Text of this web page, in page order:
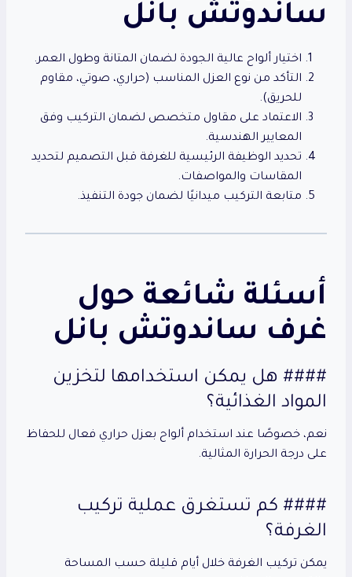
ساندوتش بانل
اختيار ألواح عالية الجودة لضمان المتانة وطول العمر.
التأكد من نوع العزل المناسب (حراري، صوتي، مقاوم
للحريق).
الاعتماد على مقاول متخصص لضمان التركيب وفق
المعايير الهندسية.
تحديد الوظيفة الرئيسية للغرفة قبل التصميم لتحديد
المقاسات والمواصفات.
متابعة التركيب ميدانيًا لضمان جودة التنفيذ.
أسئلة شائعة حول
غرف ساندوتش بانل
#### هل يمكن استخدامها لتخزين
المواد الغذائية؟
نعم، خصوصًا عند استخدام ألواح بعزل حراري فعال للحفاظ
على درجة الحرارة المثالية.
#### كم تستغرق عملية تركيب
الغرفة؟
يمكن تركيب الغرفة خلال أيام قليلة حسب المساحة